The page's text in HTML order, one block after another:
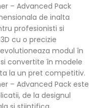
– Advanced Pack
de inalta
profesionisti si
cu o precizie
modul în
convertite în modele
la un pret competitiv.
– Advanced Pack este
de la designul